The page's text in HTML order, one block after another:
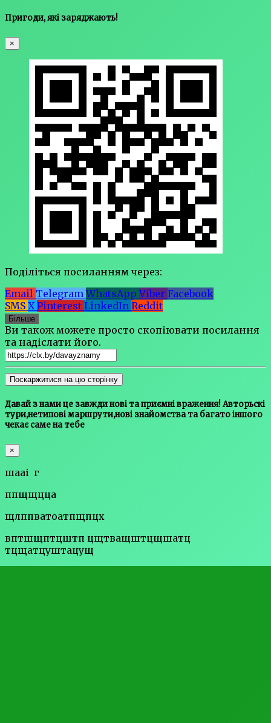
Пригоди, які заряджають!
×
Поділіться посиланням через:
Email TelegramWhatsAppViber Facebook
SMS XPinterest LinkedIn Reddit
Більше
Ви також можете просто скопіювати посилання
та надіслати його.
Поскаржитися на цю сторінку
Давай з нами це завжди нові та приємні враження! Авторьскі
тури,нетипові маршрути,нові знайомства та багато іншого
чекає саме на тебе
×
шааі г
ппщщцца
щлппватоатпщпцх
вптшщптцштп цщтващштцщшатц
тцщатцуштацущ